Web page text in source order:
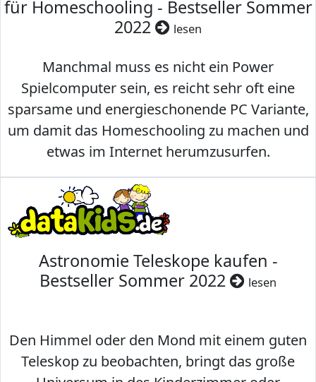
für Homeschooling - Bestseller Sommer
2022
lesen
Manchmal muss es nicht ein Power
Spielcomputer sein, es reicht sehr oft eine
sparsame und energieschonende PC Variante,
um damit das Homeschooling zu machen und
etwas im Internet herumzusurfen.
Astronomie Teleskope kaufen -
Bestseller Sommer 2022
lesen
Den Himmel oder den Mond mit einem guten
Teleskop zu beobachten, bringt das große